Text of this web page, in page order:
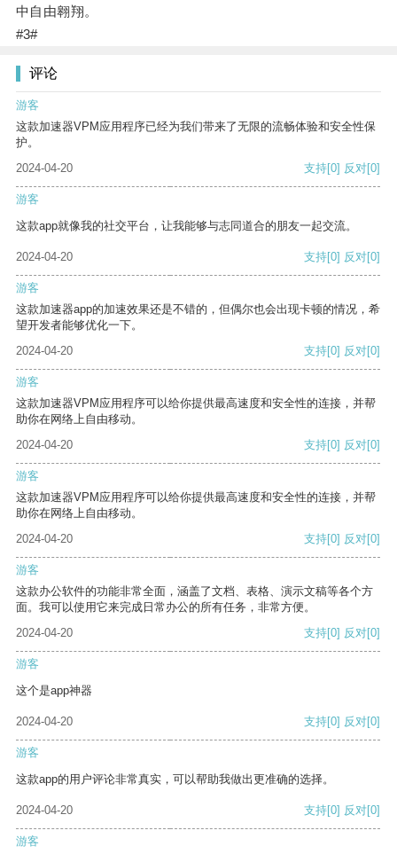
中自由翱翔。
#3#
评论
游客
这款加速器VPM应用程序已经为我们带来了无限的流畅体验和安全性保
护。
2024-04-20
支持[0] 反对[0]
游客
这款app就像我的社交平台，让我能够与志同道合的朋友一起交流。
2024-04-20 支持[0] 反对[0]
游客
这款加速器app的加速效果还是不错的，但偶尔也会出现卡顿的情况，希
望开发者能够优化一下。
2024-04-20
支持[0] 反对[0]
游客
这款加速器VPM应用程序可以给你提供最高速度和安全性的连接，并帮
助你在网络上自由移动。
2024-04-20
支持[0] 反对[0]
游客
这款加速器VPM应用程序可以给你提供最高速度和安全性的连接，并帮
助你在网络上自由移动。
2024-04-20
支持[0] 反对[0]
游客
这款办公软件的功能非常全面，涵盖了文档、表格、演示文稿等各个方
面。我可以使用它来完成日常办公的所有任务，非常方便。
2024-04-20
支持[0] 反对[0]
游客
这个是app神器
2024-04-20 支持[0] 反对[0]
游客
这款app的用户评论非常真实，可以帮助我做出更准确的选择。
2024-04-20 支持[0] 反对[0]
游客